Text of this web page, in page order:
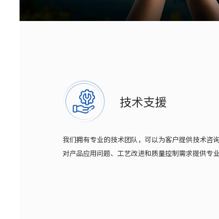
技术支援
我们拥有专业的技术团队，可以为客户提供技术咨
对产品应用问题、工艺改进和质量控制需求提供专